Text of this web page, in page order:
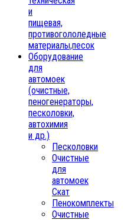
и
пищевая,
противогололедные
материалы,песок
Oборудование
для
автомоек
(очистные,
пеногенераторы,
песколовки,
автохимия
и др.)
Песколовки
Очистные
для
автомоек
Скат
Пенокомплекты
Очистные